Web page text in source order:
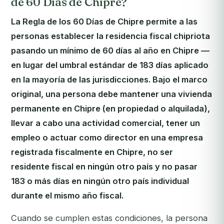
La Regla de los 60 Días de Chipre permite a las
personas establecer la residencia fiscal chipriota
pasando un mínimo de 60 días al año en Chipre —
en lugar del umbral estándar de 183 días aplicado
en la mayoría de las jurisdicciones. Bajo el marco
original, una persona debe mantener una vivienda
permanente en Chipre (en propiedad o alquilada),
llevar a cabo una actividad comercial, tener un
empleo o actuar como director en una empresa
registrada fiscalmente en Chipre, no ser
residente fiscal en ningún otro país y no pasar
183 o más días en ningún otro país individual
durante el mismo año fiscal.
Cuando se cumplen estas condiciones, la persona